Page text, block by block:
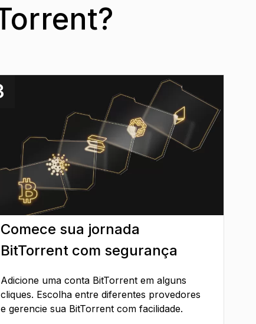
Comece sua jornada
BitTorrent com segurança
Adicione uma conta BitTorrent em alguns
cliques. Escolha entre diferentes provedores
e gerencie sua BitTorrent com facilidade.